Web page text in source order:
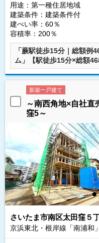
用途：第一種住居地域
建築条件： 建築条件付
建ぺい率：60％
容積率：200％
「蕨駅徒歩15分｜総額例
ム」【駅徒歩15分×総額
新築一戸建て
～南西角地×自社
窪5～
さいたま市南区太田窪５
京浜東北・根岸線「南浦和